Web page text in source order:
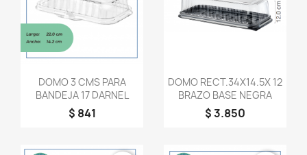
Vista rápida
DOMO 3 CMS PARA
BANDEJA 17 DARNEL
$ 841
Vista rápida
DOMO RECT.34X14.5X 12
BRAZO BASE NEGRA
$ 3.850